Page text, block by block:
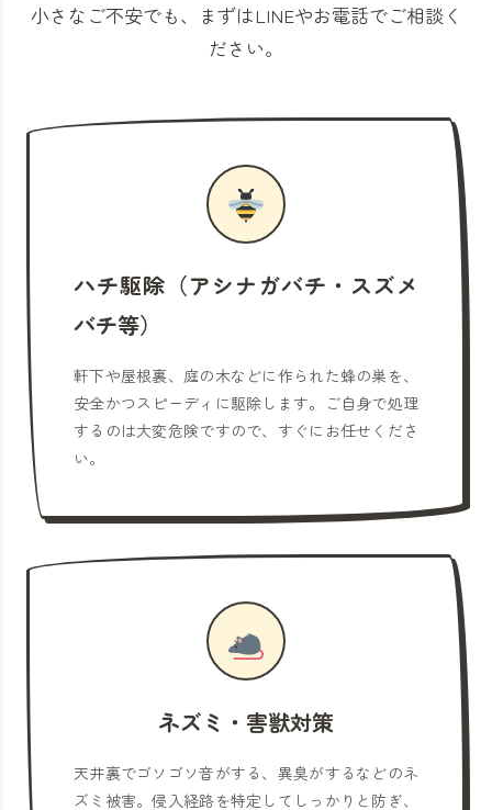
小さなご不安でも、まずはLINEやお電話でご相談く
ださい。
ハチ駆除（アシナガバチ・スズメ
バチ等）
軒下や屋根裏、庭の木などに作られた蜂の巣を、
安全かつスピーディに駆除します。ご自身で処理
するのは大変危険ですので、すぐにお任せくださ
い。
ネズミ・害獣対策
天井裏でゴソゴソ音がする、異臭がするなどのネ
ズミ被害。侵入経路を特定してしっかりと防ぎ、